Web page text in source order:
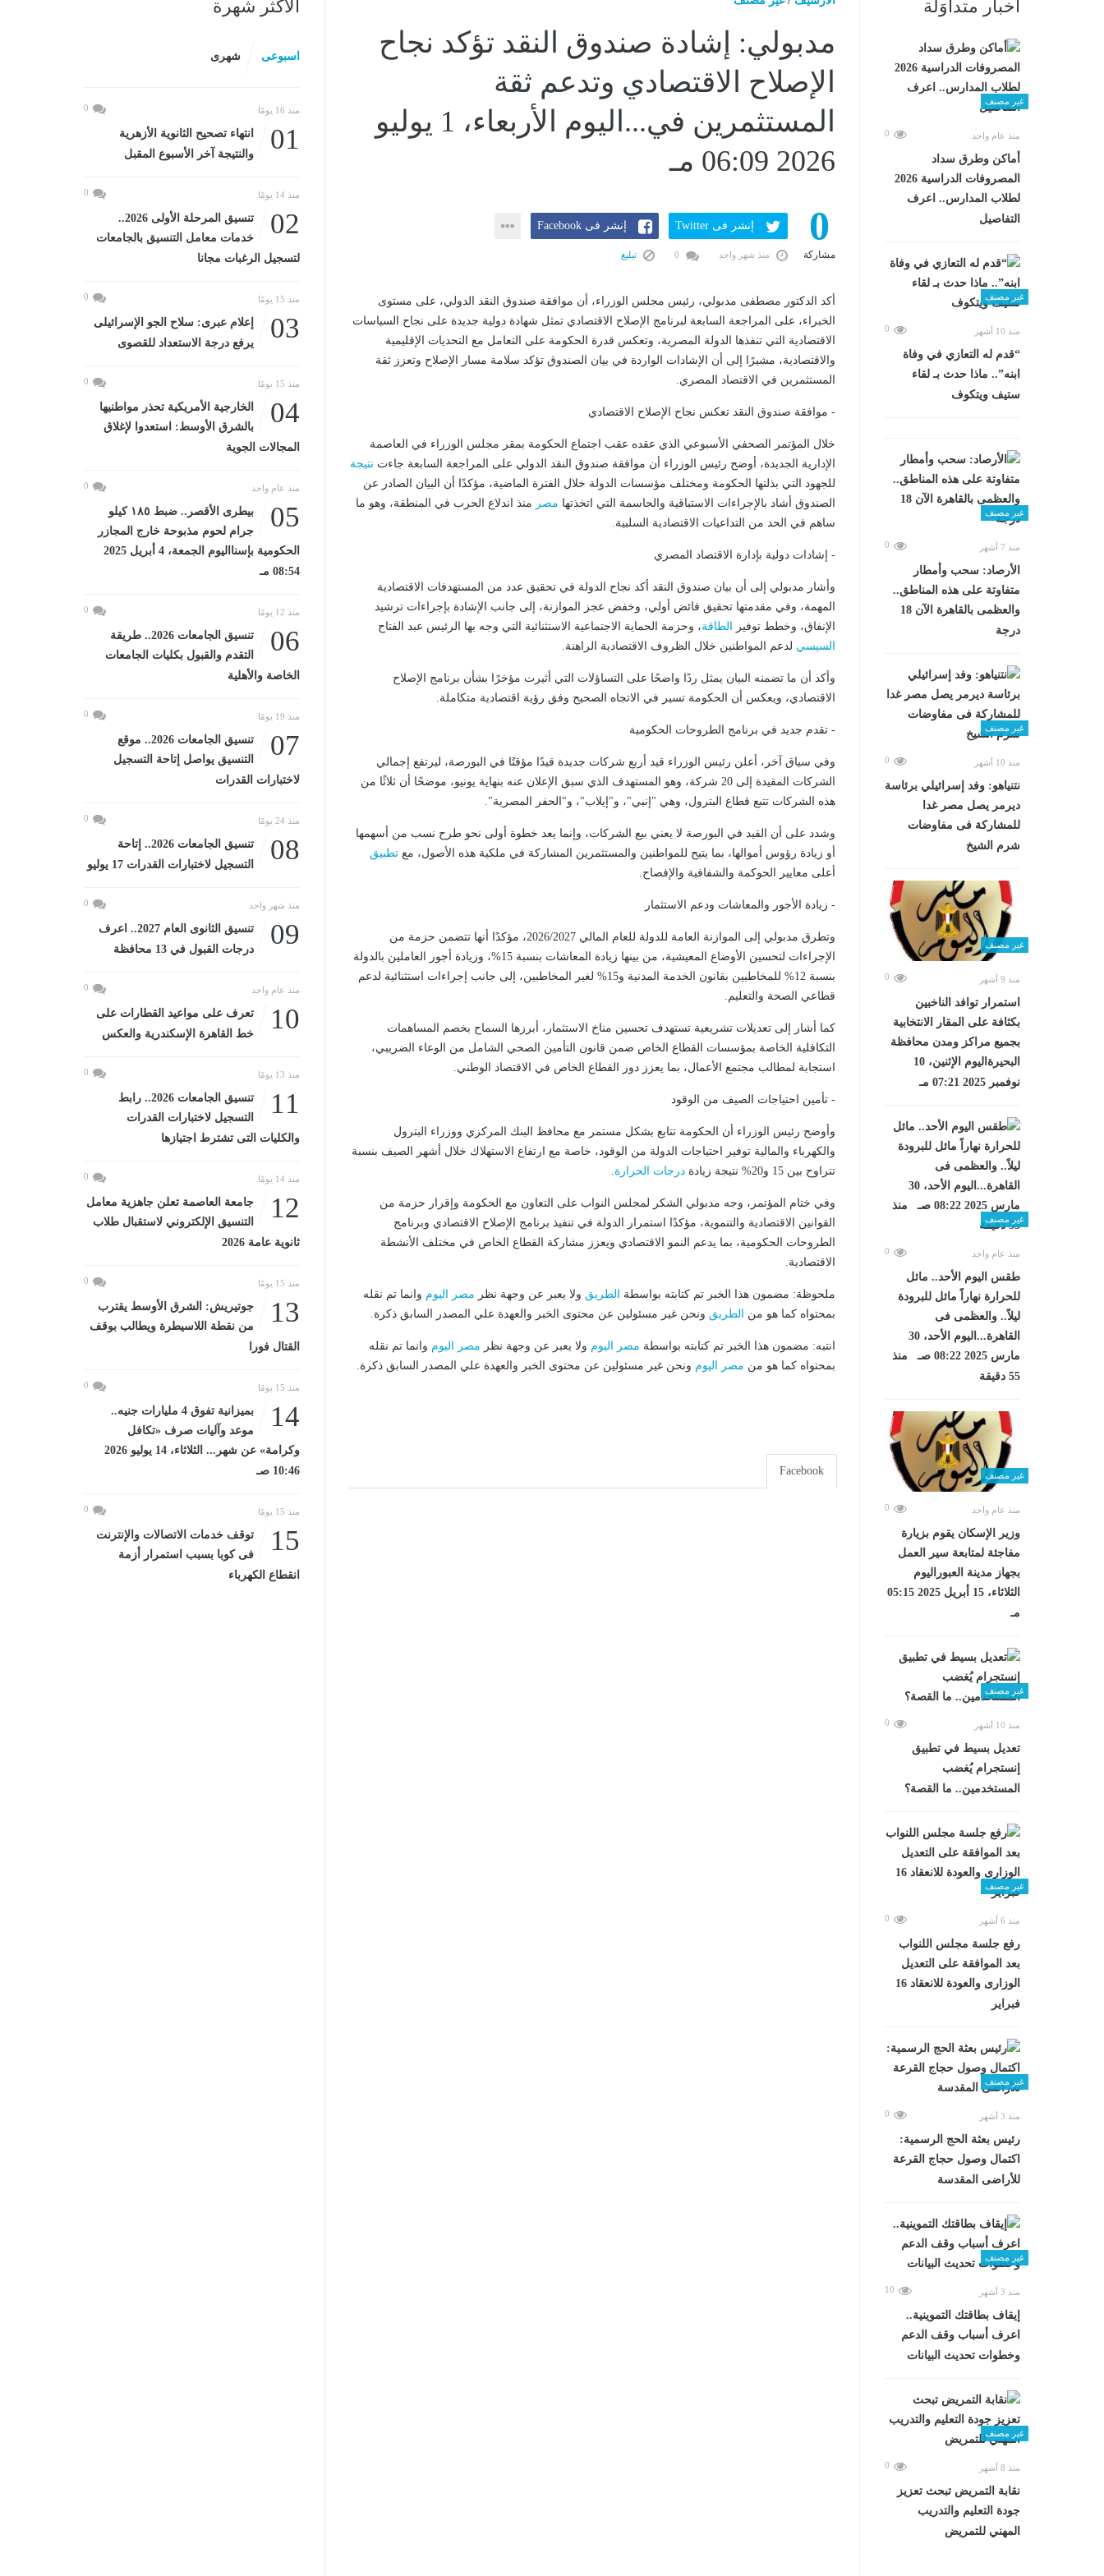
أخبار متداوَلة
غير مصنف
منذ عام واحد 0
أماكن وطرق سداد
المصروفات الدراسية 2026
لطلاب المدارس.. اعرف
التفاصيل
غير مصنف
منذ 10 أشهر 0
“قدم له التعازي في وفاة
ابنه”.. ماذا حدث بـ لقاء
ستيف ويتكوف
غير مصنف
منذ 7 أشهر 0
الأرصاد: سحب وأمطار
متفاوتة على هذه المناطق..
والعظمى بالقاهرة الآن 18
درجة
غير مصنف
منذ 10 أشهر 0
نتنياهو: وفد إسرائيلي برئاسة
ديرمر يصل مصر غدا
للمشاركة فى مفاوضات
شرم الشيخ
غير مصنف
منذ 9 أشهر 0
استمرار توافد الناخبين
بكثافة على المقار الانتخابية
بجميع مراكز ومدن محافظة
البحيرةاليوم الإثنين، 10
نوفمبر 2025 07:21 مـ
غير مصنف
منذ عام واحد 0
طقس اليوم الأحد.. مائل
للحرارة نهاراً مائل للبرودة
ليلاً.. والعظمى فى
القاهرة...اليوم الأحد، 30
مارس 2025 08:22 صـ منذ
55 دقيقة
غير مصنف
منذ عام واحد 0
وزير الإسكان يقوم بزيارة
مفاجئة لمتابعة سير العمل
بجهاز مدينة العبوراليوم
الثلاثاء، 15 أبريل 2025 05:15
مـ
غير مصنف
منذ 10 أشهر 0
تعديل بسيط في تطبيق
إنستجرام يُغضب
المستخدمين.. ما القصة؟
غير مصنف
منذ 6 أشهر 0
رفع جلسة مجلس اللنواب
بعد الموافقة على التعديل
الوزارى والعودة للانعقاد 16
فبراير
غير مصنف
منذ 3 أشهر 0
رئيس بعثة الحج الرسمية:
اكتمال وصول حجاج القرعة
للأراضى المقدسة
غير مصنف
منذ 3 أشهر 10
إيقاف بطاقتك التموينية..
اعرف أسباب وقف الدعم
وخطوات تحديث البيانات
غير مصنف
منذ 8 أشهر 0
نقابة التمريض تبحث تعزيز
جودة التعليم والتدريب
المهني للتمريض
مدبولي: إشادة صندوق النقد تؤكد نجاح
الإصلاح الاقتصادي وتدعم ثقة
المستثمرين في...اليوم الأربعاء، 1 يوليو
2026 06:09 مـ
0
مشاركة
إنشر فى Twitter إنشر فى Facebook
منذ شهر واحد تبليغ
أكد الدكتور مصطفى مدبولي، رئيس مجلس الوزراء، أن موافقة صندوق النقد الدولي، على مستوى
الخبراء، على المراجعة السابعة لبرنامج الإصلاح الاقتصادي تمثل شهادة دولية جديدة على نجاح السياسات
الاقتصادية التي تنفذها الدولة المصرية، وتعكس قدرة الحكومة على التعامل مع التحديات الإقليمية
والاقتصادية، مشيرًا إلى أن الإشادات الواردة في بيان الصندوق تؤكد سلامة مسار الإصلاح وتعزز ثقة
المستثمرين في الاقتصاد المصري.
- موافقة صندوق النقد تعكس نجاح الإصلاح الاقتصادي
خلال المؤتمر الصحفي الأسبوعي الذي عقده عقب اجتماع الحكومة بمقر مجلس الوزراء في العاصمة
الإدارية الجديدة، أوضح رئيس الوزراء أن موافقة صندوق النقد الدولي على المراجعة السابعة جاءت نتيجة
للجهود التي بذلتها الحكومة ومختلف مؤسسات الدولة خلال الفترة الماضية، مؤكدًا أن البيان الصادر عن
الصندوق أشاد بالإجراءات الاستباقية والحاسمة التي اتخذتها مصر منذ اندلاع الحرب في المنطقة، وهو ما
ساهم في الحد من التداعيات الاقتصادية السلبية.
- إشادات دولية بإدارة الاقتصاد المصري
وأشار مدبولي إلى أن بيان صندوق النقد أكد نجاح الدولة في تحقيق عدد من المستهدفات الاقتصادية
المهمة، وفي مقدمتها تحقيق فائض أولي، وخفض عجز الموازنة، إلى جانب الإشادة بإجراءات ترشيد
الإنفاق، وخطط توفير
الطاقة، وحزمة الحماية الاجتماعية الاستثنائية التي وجه بها الرئيس عبد الفتاح
السيسي لدعم المواطنين خلال الظروف الاقتصادية الراهنة.
وأكد أن ما تضمنه البيان يمثل ردًا واضحًا على التساؤلات التي أثيرت مؤخرًا بشأن برنامج الإصلاح
الاقتصادي، ويعكس أن الحكومة تسير في الاتجاه الصحيح وفق رؤية اقتصادية متكاملة.
- تقدم جديد في برنامج الطروحات الحكومية
وفي سياق آخر، أعلن رئيس الوزراء قيد أربع شركات جديدة قيدًا مؤقتًا في البورصة، ليرتفع إجمالي
الشركات المقيدة إلى 20 شركة، وهو المستهدف الذي سبق الإعلان عنه بنهاية يونيو، موضحًا أن ثلاثًا من
هذه الشركات تتبع قطاع البترول، وهي "إنبي"، و"إيلاب"، و"الحفر المصرية".
وشدد على أن القيد في البورصة لا يعني بيع الشركات، وإنما يعد خطوة أولى نحو طرح نسب من أسهمها
أو زيادة رؤوس أموالها، بما يتيح للمواطنين والمستثمرين المشاركة في ملكية هذه الأصول، مع تطبيق
أعلى معايير الحوكمة والشفافية والإفصاح.
- زيادة الأجور والمعاشات ودعم الاستثمار
وتطرق مدبولي إلى الموازنة العامة للدولة للعام المالي 2026/2027، مؤكدًا أنها تتضمن حزمة من
الإجراءات لتحسين الأوضاع المعيشية، من بينها زيادة المعاشات بنسبة 15%، وزيادة أجور العاملين بالدولة
بنسبة 12% للمخاطبين بقانون الخدمة المدنية و15% لغير المخاطبين، إلى جانب إجراءات استثنائية لدعم
قطاعي الصحة والتعليم.
كما أشار إلى تعديلات تشريعية تستهدف تحسين مناخ الاستثمار، أبرزها السماح بخصم المساهمات
التكافلية الخاصة بمؤسسات القطاع الخاص ضمن قانون التأمين الصحي الشامل من الوعاء الضريبي،
استجابة لمطالب مجتمع الأعمال، بما يعزز دور القطاع الخاص في الاقتصاد الوطني.
- تأمين احتياجات الصيف من الوقود
وأوضح رئيس الوزراء أن الحكومة تتابع بشكل مستمر مع محافظ البنك المركزي ووزراء البترول
والكهرباء والمالية توفير احتياجات الدولة من الوقود، خاصة مع ارتفاع الاستهلاك خلال أشهر الصيف بنسبة
تتراوح بين 15 و20% نتيجة زيادة
درجات الحرارة.
وفي ختام المؤتمر، وجه مدبولي الشكر لمجلس النواب على التعاون مع الحكومة وإقرار حزمة من
القوانين الاقتصادية والتنموية، مؤكدًا استمرار الدولة في تنفيذ برنامج الإصلاح الاقتصادي وبرنامج
الطروحات الحكومية، بما يدعم النمو الاقتصادي ويعزز مشاركة القطاع الخاص في مختلف الأنشطة
الاقتصادية.
ملحوظة: مضمون هذا الخبر تم كتابته بواسطة الطريق ولا يعبر عن وجهة نظر مصر اليوم وانما تم نقله
بمحتواه كما هو من
الطريق ونحن غير مسئولين عن محتوى الخبر والعهدة علي المصدر السابق ذكرة.
انتبه: مضمون هذا الخبر تم كتابته بواسطة مصر اليوم ولا يعبر عن وجهة نظر مصر اليوم وانما تم نقله
بمحتواه كما هو من مصر اليوم ونحن غير مسئولين عن محتوى الخبر والعهدة علي المصدر السابق ذكرة.
Facebook
الأكثر شهرة
اسبوعى شهرى
منذ 16 يومًا 0
01
انتهاء تصحيح الثانوية الأزهرية
والنتيجة آخر الأسبوع المقبل
منذ 14 يومًا 0
02
تنسيق المرحلة الأولى 2026..
خدمات معامل التنسيق بالجامعات
لتسجيل الرغبات مجانا
منذ 15 يومًا 0
03
إعلام عبرى: سلاح الجو الإسرائيلى
يرفع درجة الاستعداد للقصوى
منذ 15 يومًا 0
04
الخارجية الأمريكية تحذر مواطنيها
بالشرق الأوسط: استعدوا لإغلاق
المجالات الجوية
منذ عام واحد 0
05
بيطرى الأقصر.. ضبط ١٨٥ كيلو
جرام لحوم مذبوحة خارج المجازر
الحكومية بإسنااليوم الجمعة، 4 أبريل 2025
08:54 مـ
منذ 12 يومًا 0
06
تنسيق الجامعات 2026.. طريقة
التقدم والقبول بكليات الجامعات
الخاصة والأهلية
منذ 19 يومًا 0
07
تنسيق الجامعات 2026.. موقع
التنسيق يواصل إتاحة التسجيل
لاختبارات القدرات
منذ 24 يومًا 0
08
تنسيق الجامعات 2026.. إتاحة
التسجيل لاختبارات القدرات 17 يوليو
منذ شهر واحد 0
09
تنسيق الثانوى العام 2027.. اعرف
درجات القبول في 13 محافظة
منذ عام واحد 0
10
تعرف على مواعيد القطارات على
خط القاهرة الإسكندرية والعكس
منذ 13 يومًا 0
11
تنسيق الجامعات 2026.. رابط
التسجيل لاختبارات القدرات
والكليات التى تشترط اجتيازها
منذ 14 يومًا 0
12
جامعة العاصمة تعلن جاهزية معامل
التنسيق الإلكتروني لاستقبال طلاب
ثانوية عامة 2026
منذ 15 يومًا 0
13
جوتيريش: الشرق الأوسط يقترب
من نقطة اللاسيطرة ويطالب بوقف
القتال فورا
منذ 15 يومًا 0
14
بميزانية تفوق 4 مليارات جنيه..
موعد وآليات صرف «تكافل
وكرامة» عن شهر... الثلاثاء، 14 يوليو 2026
10:46 صـ
منذ 15 يومًا 0
15
توقف خدمات الاتصالات والإنترنت
فى كوبا بسبب استمرار أزمة
انقطاع الكهرباء